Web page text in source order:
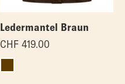
Ledermantel Braun
CHF 419.00